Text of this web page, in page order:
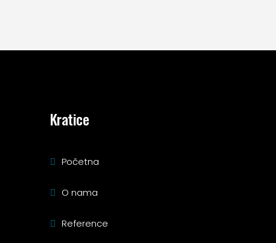
Kratice
Početna
O nama
Reference